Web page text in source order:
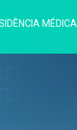
MÉDICA